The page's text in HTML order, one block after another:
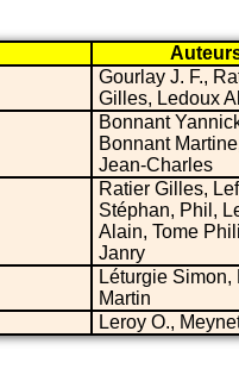
Gourlay J. F.,
Gilles, Ledoux
Bonnant
Bonnant
Jean-Charles
Ratier Gilles,
Stéphan, Phil,
Alain, Tome
Janry
Léturgie Simon,
Martin
Leroy O.,